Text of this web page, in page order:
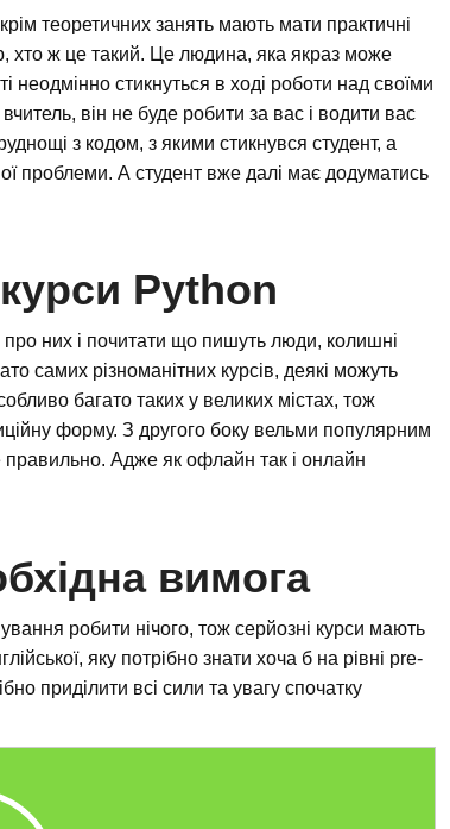
теоретичних занять мають мати практичні
хто ж це такий. Це людина, яка якраз може
стикнуться в ході роботи над своїми
він не буде робити за вас і водити вас
з кодом, з якими стикнувся студент, а
проблеми. А студент вже далі має додуматись
Python
них і почитати що пишуть люди, колишні
самих різноманітних курсів, деякі можуть
багато таких у великих містах, тож
форму. З другого боку вельми популярним
правильно. Адже як офлайн так і онлайн
вимога
робити нічого, тож серйозні курси мають
яку потрібно знати хоча б на рівні pre-
приділити всі сили та увагу спочатку